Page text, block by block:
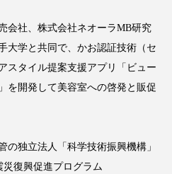
都市型スパ――身近なウェルネ
2026.08.06
画
会社、株式会社ネオーラMB研究
大学と共同で、かお認証技術（セ
スタイル提案支援アプリ「ビュー
を開発して美容室への啓発と販促
の独立法人「科学技術振興機構」
災復興促進プログラム